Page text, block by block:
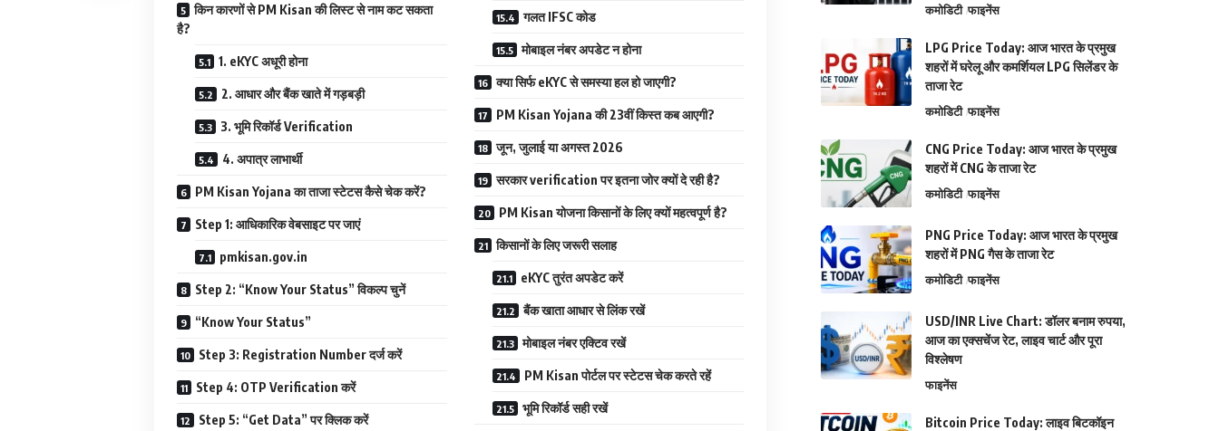
किन कारणों से PM Kisan की लिस्ट से नाम कट सकता
है?
1. eKYC अधूरी होना
2. आधार और बैंक खाते में गड़बड़ी
3. भूमि रिकॉर्ड Verification
4. अपात्र लाभार्थी
PM Kisan Yojana का ताजा स्टेटस कैसे चेक करें?
Step 1: आधिकारिक वेबसाइट पर जाएं
pmkisan.gov.in
Step 2: “Know Your Status” विकल्प चुनें
“Know Your Status”
Step 3: Registration Number दर्ज करें
Step 4: OTP Verification करें
Step 5: “Get Data” पर क्लिक करें
गलत IFSC कोड
मोबाइल नंबर अपडेट न होना
क्या सिर्फ eKYC से समस्या हल हो जाएगी?
PM Kisan Yojana की 23वीं किस्त कब आएगी?
जून, जुलाई या अगस्त 2026
सरकार verification पर इतना जोर क्यों दे रही है?
PM Kisan योजना किसानों के लिए क्यों महत्वपूर्ण है?
किसानों के लिए जरूरी सलाह
eKYC तुरंत अपडेट करें
बैंक खाता आधार से लिंक रखें
मोबाइल नंबर एक्टिव रखें
PM Kisan पोर्टल पर स्टेटस चेक करते रहें
भूमि रिकॉर्ड सही रखें
कमोडिटी फाइनेंस
LPG Price Today: आज भारत के प्रमुख
शहरों में घरेलू और कमर्शियल LPG सिलेंडर के
ताजा रेट
कमोडिटी फाइनेंस
CNG Price Today: आज भारत के प्रमुख
शहरों में CNG के ताजा रेट
कमोडिटी फाइनेंस
PNG Price Today: आज भारत के प्रमुख
शहरों में PNG गैस के ताजा रेट
कमोडिटी फाइनेंस
USD/INR Live Chart: डॉलर बनाम रुपया,
आज का एक्सचेंज रेट, लाइव चार्ट और पूरा
विश्लेषण
फाइनेंस
Bitcoin Price Today: लाइव बिटकॉइन